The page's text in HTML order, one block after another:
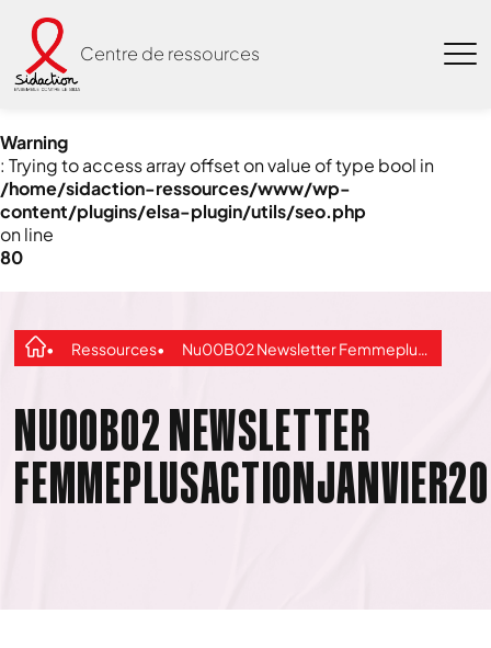
Warning
: Trying to access array offset on value of type bool in
/home/sidaction-ressources/www/wp-
content/plugins/elsa-plugin/utils/seo.php
on line
80
Centre de ressources
Ressources Nu00B02 Newsletter FemmeplusactionJanvier2015
NU00B02 NEWSLETTER